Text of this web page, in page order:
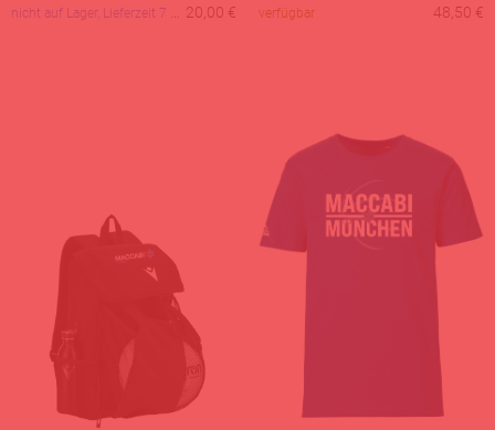
20,00 €
verfügbar
48,50 €